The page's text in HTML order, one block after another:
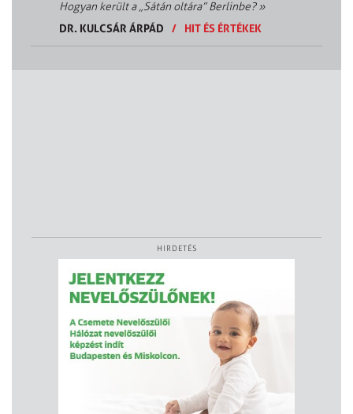
Hogyan került a „Sátán oltára” Berlinbe?»
DR. KULCSÁR ÁRPÁD
/ HIT ÉS ÉRTÉKEK
HIRDETÉS